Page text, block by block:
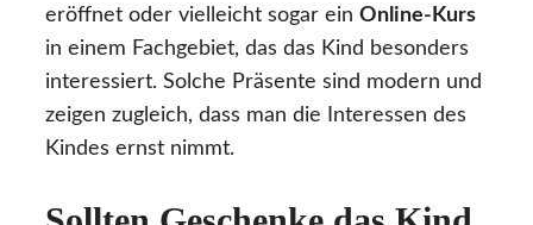
eröffnet oder vielleicht sogar ein Online-Kurs
in einem Fachgebiet, das das Kind besonders
interessiert. Solche Präsente sind modern und
zeigen zugleich, dass man die Interessen des
Kindes ernst nimmt.